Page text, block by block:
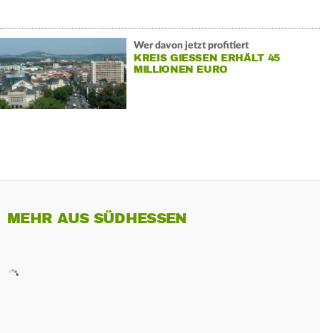
Wer davon jetzt profitiert
KREIS GIESSEN ERHÄLT 45 M
ILLIONEN EURO
MEHR AUS SÜDHESSEN